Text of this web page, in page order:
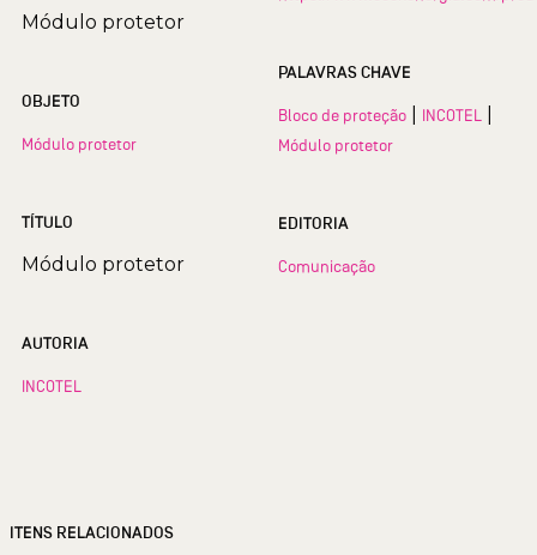
Módulo protetor
OBJETO
Módulo protetor
TÍTULO
Módulo protetor
AUTORIA
INCOTEL
PALAVRAS CHAVE
Bloco de proteção INCOTEL
Módulo protetor
EDITORIA
Comunicação
ITENS RELACIONADOS